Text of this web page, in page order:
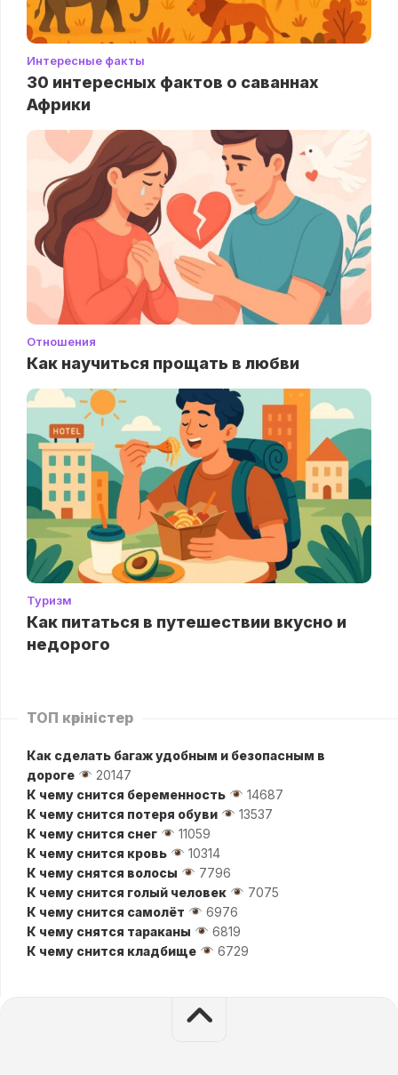
Интересные факты
30 интересных фактов о саваннах
Африки
Отношения
Как научиться прощать в любви
Туризм
Как питаться в путешествии вкусно и
недорого
ТОП көріністер
Как сделать багаж удобным и безопасным в
дороге
20147
К чему снится беременность
14687
К чему снится потеря обуви
13537
К чему снится снег
11059
К чему снится кровь
10314
К чему снятся волосы
7796
К чему снится голый человек
7075
К чему снится самолёт
6976
К чему снятся тараканы
6819
К чему снится кладбище
6729